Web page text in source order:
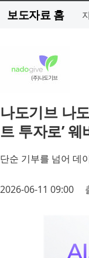
보도자료 홈
나도기브 나
트 투자로’ 웨
단순 기부를 넘어 데
2026-06-11 09:00